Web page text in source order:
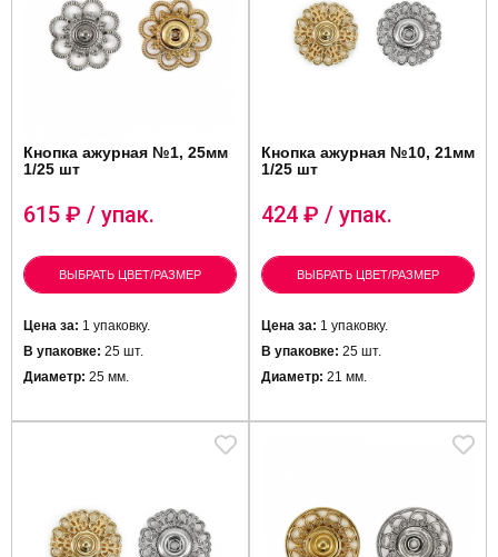
Кнопка ажурная №1, 25мм
1/25 шт
615 ₽ / упак.
ВЫБРАТЬ ЦВЕТ/РАЗМЕР
Цена за: 1 упаковку.
В упаковке: 25 шт.
Диаметр: 25 мм.
Кнопка ажурная №10, 21мм
1/25 шт
424 ₽ / упак.
ВЫБРАТЬ ЦВЕТ/РАЗМЕР
Цена за: 1 упаковку.
В упаковке: 25 шт.
Диаметр: 21 мм.